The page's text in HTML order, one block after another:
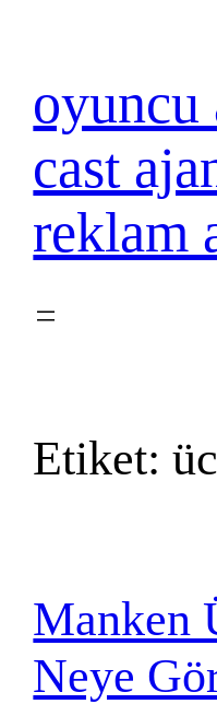
oyuncu
cast
reklam
Etiket:
Manken
Neye